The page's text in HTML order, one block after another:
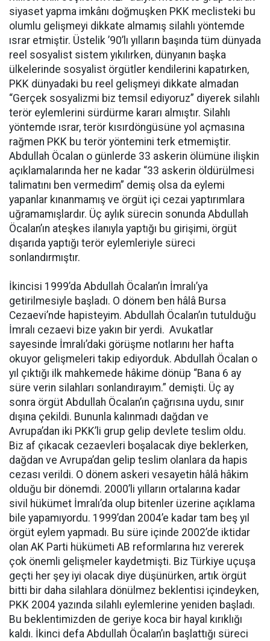
siyaset yapma imkânı doğmuşken PKK meclisteki bu
olumlu gelişmeyi dikkate almamış silahlı yöntemde
ısrar etmiştir. Üstelik ’90’lı yılların başında tüm dünyada
reel sosyalist sistem yıkılırken, dünyanın başka
ülkelerinde sosyalist örgütler kendilerini kapatırken,
PKK dünyadaki bu reel gelişmeyi dikkate almadan
“Gerçek sosyalizmi biz temsil ediyoruz” diyerek silahlı
terör eylemlerini sürdürme kararı almıştır. Silahlı
yöntemde ısrar, terör kısırdöngüsüne yol açmasına
rağmen PKK bu terör yöntemini terk etmemiştir.
Abdullah Öcalan o günlerde 33 askerin ölümüne ilişkin
açıklamalarında her ne kadar “33 askerin öldürülmesi
talimatını ben vermedim” demiş olsa da eylemi
yapanlar kınanmamış ve örgüt içi cezai yaptırımlara
uğramamışlardır. Üç aylık sürecin sonunda Abdullah
Öcalan’ın ateşkes ilanıyla yaptığı bu girişimi, örgüt
dışarıda yaptığı terör eylemleriyle süreci
sonlandırmıştır.
İkincisi 1999’da Abdullah Öcalan’ın İmralı’ya
getirilmesiyle başladı. O dönem ben hâlâ Bursa
Cezaevi’nde hapisteyim. Abdullah Öcalan’ın tutulduğu
İmralı cezaevi bize yakın bir yerdi. Avukatlar
sayesinde İmralı’daki görüşme notlarını her hafta
okuyor gelişmeleri takip ediyorduk. Abdullah Öcalan o
yıl çıktığı ilk mahkemede hâkime dönüp “Bana 6 ay
süre verin silahları sonlandırayım.” demişti. Üç ay
sonra örgüt Abdullah Öcalan’ın çağrısına uydu, sınır
dışına çekildi. Bununla kalınmadı dağdan ve
Avrupa’dan iki PKK’li grup gelip devlete teslim oldu.
Biz af çıkacak cezaevleri boşalacak diye beklerken,
dağdan ve Avrupa’dan gelip teslim olanlara da hapis
cezası verildi. O dönem askeri vesayetin hâlâ hâkim
olduğu bir dönemdi. 2000’li yılların ortalarına kadar
sivil hükümet İmralı’da olup bitenler üzerine açıklama
bile yapamıyordu. 1999’dan 2004’e kadar tam beş yıl
örgüt eylem yapmadı. Bu süre içinde 2002’de iktidar
olan AK Parti hükümeti AB reformlarına hız vererek
çok önemli gelişmeler kaydetmişti. Biz Türkiye uçuşa
geçti her şey iyi olacak diye düşünürken, artık örgüt
bitti bir daha silahlara dönülmez beklentisi içindeyken,
PKK 2004 yazında silahlı eylemlerine yeniden başladı.
Bu beklentimizden de geriye koca bir hayal kırıklığı
kaldı. İkinci defa Abdullah Öcalan’ın başlattığı süreci